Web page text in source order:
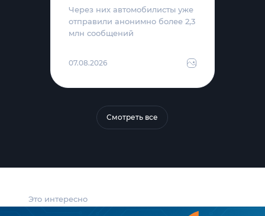
Это интересно
Через них автомобилисты уже
отправили анонимно более 2,3
млн сообщений
07.08.2026
Смотреть все